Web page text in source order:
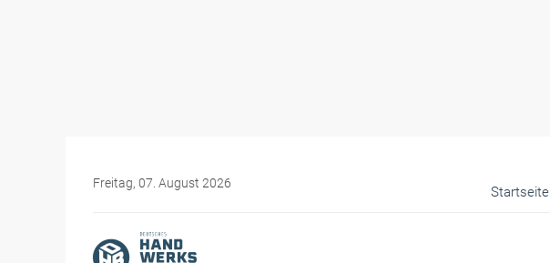
Freitag, 07. August 2026
Startseite